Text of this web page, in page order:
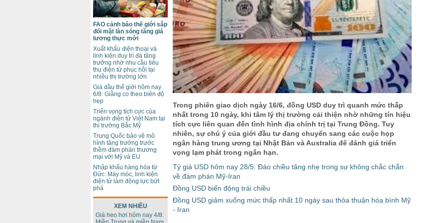
Trong phiên giao dịch ngày 16/6, đồng USD duy trì quanh mức thấp
nhất trong 10 ngày, khi tâm lý thị trường cải thiện nhờ những tín hiệu
tích cực liên quan đến tình hình địa chính trị tại Trung Đông. Tuy
nhiên, sự chú ý của giới đầu tư đang chuyển sang các cuộc họp
ngân hàng trung ương tại Nhật Bản và Australia để đánh giá triển
vọng lạm phát trong ngắn hạn.
Tỷ giá USD hôm nay 28/5: Đảo chiều tăng nhẹ trong sự không chắc chắn
về đàm phán Mỹ-Iran
Đồng USD biến động trái chiều
Đồng USD giảm xuống mức thấp nhất 10 ngày sau thỏa thuận hòa bình Mỹ
- Iran
FAO cảnh báo thế giới sắp
đối mặt làn sóng tăng giá
lương thực mới
Xuất khẩu điện thoại và
linh kiện duy trì đà tăng
trưởng nhờ nhu cầu tiêu
thụ điện tử phục hồi tại
nhiều thị trường lớn
Giá dầu thế giới hôm nay
6/8: Giằng co theo biên độ
hẹp
Triển vọng tích cực của
ngành điện tử Việt Nam tại
thị trường Bắc Mỹ
Trung Quốc bảo vệ mô
hình tăng trưởng trước
thềm đàm phán thương
mại với Mỹ và EU
Nhập khẩu hàng hóa từ
Đức: Máy móc, linh kiện
điện tử làm động lực bứt
phá
XEM NHIỀU
Giá heo hơi hôm nay 4/8: